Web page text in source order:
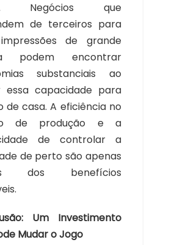
Negócios que
de terceiros para
de grande
podem encontrar
substanciais ao
essa capacidade para
de casa. A eficiência no
de produção e a
de controlar a
de perto são apenas
dos benefícios
Um Investimento
Mudar o Jogo